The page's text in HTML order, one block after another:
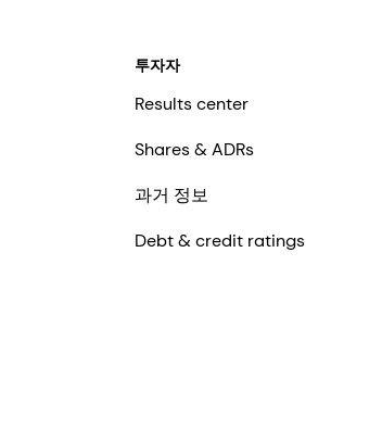
투자자
Results center
Shares & ADRs
과거 정보
Debt & credit ratings